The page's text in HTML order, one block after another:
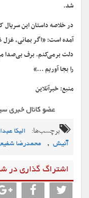
شد.
در خلاصه داستان این
آمده است: «اگر بمانی، غزل
دلت برمی‌کنم. برف بی‌صدا
را بجا آوریم …»
منبع: خبرآنلاین
برچسب‌ها: الیکا
آئیش , محمدرضا
اشتراگ گذاری در